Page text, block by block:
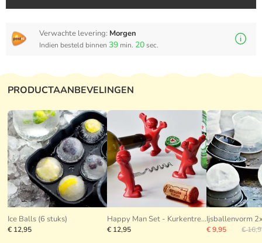
PRODUCTAANBEVELINGEN
Ice Balls (6 stuks)
€ 12,95
Happy Man Set - Kurkentrekker Flesopener Flessenstop
€ 12,95
Ijsballenvorm
€ 9,95 €
Verwachte levering: Morgen
Indien besteld binnen 39 19